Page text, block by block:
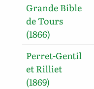
Grande Bible
de Tours
(1866)
Perret-Gentil
et Rilliet
(1869)